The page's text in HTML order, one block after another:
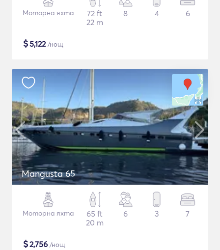
Моторна яхта
72 ft
22 m
8 4 6
$5,122/нощ
Mangusta 65
Моторна яхта
65 ft
20 m
6 3 7
$2,756 /нощ